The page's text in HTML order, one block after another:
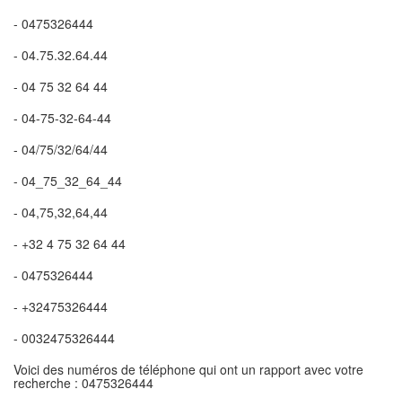
- 0475326444
- 04.75.32.64.44
- 04 75 32 64 44
- 04-75-32-64-44
- 04/75/32/64/44
- 04_75_32_64_44
- 04,75,32,64,44
- +32 4 75 32 64 44
- 0475326444
- +32475326444
- 0032475326444
Voici des numéros de téléphone qui ont un rapport avec votre
recherche : 0475326444